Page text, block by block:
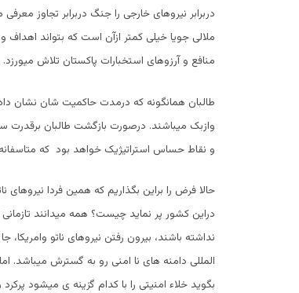
دربرابر نیروهای خارجی را جنگ دربرابر تجاوز
ملالی جویا خیلی کمتر ازآن است که بتواند
منافع و آرزوهای استخبارات پاکستان تلاش میورزد.
طالبان همانگونه که درمدت حاکمیت شان نشان
وازبک میباشند. درصورت بازگشت طالبان برقدرت
و نقاط حساس استراتیژیک خواهد بود که
حالا فرض را براین بگذاریم که همین فردا نیروهای
دراین کشور پر نماید چیست؟ همه میدانند
نداشته باشند، بیرون رفتن نیروهای ناتو
المللی دامنه های نا امنی رو به گسترش میباشد.
بگوید خلاء امنیتی را با کدام گزینه ی میشود